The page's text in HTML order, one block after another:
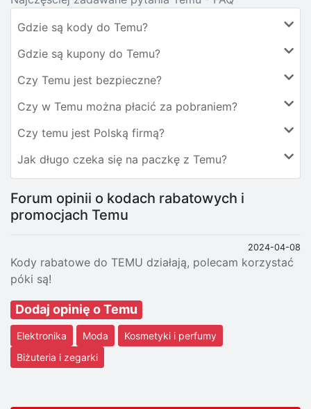
Gdzie są kody do Temu?
Gdzie są kupony do Temu?
Czy Temu jest bezpieczne?
Czy w Temu można płacić za pobraniem?
Czy temu jest Polską firmą?
Jak długo czeka się na paczkę z Temu?
Forum opinii o kodach rabatowych i
promocjach Temu
2024-04-08
Kody rabatowe do TEMU działają, polecam korzystać
póki są!
Dodaj opinię o Temu
Elektronika Moda
Kosmetyki i perfumy
Biżuteria i zegarki